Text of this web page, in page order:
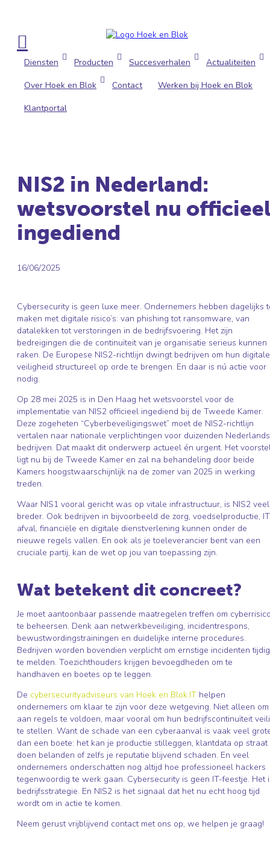

Diensten Producten Succesverhalen
Actualiteiten
Over Hoek en Blok
Contact
Werken bij Hoek en Blok
Klantportal
NIS2 in Nederland:
wetsvoorstel nu officieel
ingediend
16/06/2025
Cybersecurity is geen luxe meer. Ondernemers hebben dagelijks
maken met digitale risico’s: van phishing tot ransomware, van
datalekken tot verstoringen in de bedrijfsvoering. Het zijn
bedreigingen die de continuïteit van je organisatie serieus kunnen
raken. De Europese NIS2-richtlijn dwingt bedrijven om hun digitale
veiligheid structureel op orde te brengen. En daar is nú actie voor
nodig.
Op 28 mei 2025 is in Den Haag het wetsvoorstel voor de
implementatie van NIS2 officieel ingediend bij de Tweede Kamer.
Deze zogeheten “Cyberbeveiligingswet” moet de NIS2-richtlijn
vertalen naar nationale verplichtingen voor duizenden
bedrijven. Dat maakt dit onderwerp actueel én urgent. Het
ligt nu bij de Tweede Kamer en zal na behandeling door beide
Kamers hoogstwaarschijnlijk na de zomer van 2025 in werking
treden.
Waar NIS1 vooral gericht was op vitale infrastructuur, is NIS2 veel
breder. Ook bedrijven in bijvoorbeeld de zorg, voedselproductie,
afval, financiële en digitale dienstverlening kunnen onder de
nieuwe regels vallen. En ook als je toeleverancier bent van een
cruciale partij, kan de wet op jou van toepassing zijn.
Wat betekent dit concreet?
Je moet aantoonbaar passende maatregelen treffen om
te beheersen. Denk aan netwerkbeveiliging, incidentrespons,
bewustwordingstrainingen en duidelijke interne procedures.
Bedrijven worden bovendien verplicht om ernstige incidenten tijdig
te melden. Toezichthouders krijgen bevoegdheden om te
handhaven en boetes op te leggen.
De cybersecurityadviseurs van Hoek en Blok.IT helpen
ondernemers om klaar te zijn voor deze wetgeving. Niet alleen om
aan regels te voldoen, maar vooral om hun bedrijfscontinuïteit
te stellen. Want de schade van een cyberaanval is vaak veel
dan een boete: het kan je productie stilleggen, klantdata op straat
doen belanden of zelfs je reputatie blijvend schaden. En veel
ondernemers onderschatten nog altijd hoe professioneel hackers
tegenwoordig te werk gaan. Cybersecurity is geen IT-feestje. Het
bedrijfsstrategie. En NIS2 is het signaal dat het nu echt hoog tijd
wordt om in actie te komen.
Neem gerust vrijblijvend contact met ons op, we helpen je graag!